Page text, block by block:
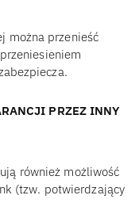
można przenieść
PRZEZ INNY
również możliwość
(tzw. potwierdzający